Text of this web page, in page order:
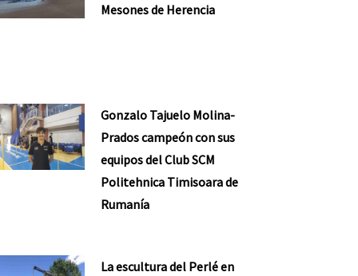
Mesones de Herencia
Gonzalo Tajuelo Molina-
Prados campeón con sus
equipos del Club SCM
Politehnica Timisoara de
Rumanía
La escultura del Perlé en